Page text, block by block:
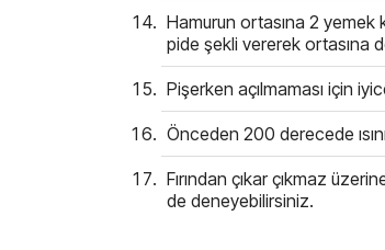
Hamurun ortasına 2 yemek
pide şekli vererek ortasına
Pişerken açılmaması için
Önceden 200 derecede
Fırından çıkar çıkmaz
de deneyebilirsiniz.